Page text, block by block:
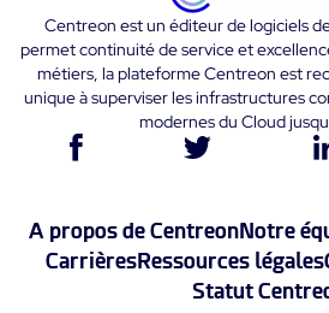
Centreon est un éditeur de logiciels
permet continuité de service et
métiers, la plateforme Centreon est
unique à superviser les infrastructures
modernes du Cloud
A propos de CentreonNotre
CarrièresRessources légales
Statut